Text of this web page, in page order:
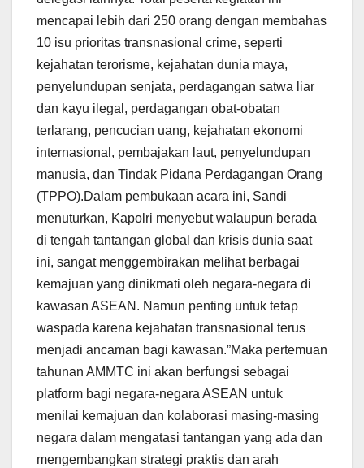
mencapai lebih dari 250 orang dengan membahas
10 isu prioritas transnasional crime, seperti
kejahatan terorisme, kejahatan dunia maya,
penyelundupan senjata, perdagangan satwa liar
dan kayu ilegal, perdagangan obat-obatan
terlarang, pencucian uang, kejahatan ekonomi
internasional, pembajakan laut, penyelundupan
manusia, dan Tindak Pidana Perdagangan Orang
(TPPO).Dalam pembukaan acara ini, Sandi
menuturkan, Kapolri menyebut walaupun berada
di tengah tantangan global dan krisis dunia saat
ini, sangat menggembirakan melihat berbagai
kemajuan yang dinikmati oleh negara-negara di
kawasan ASEAN. Namun penting untuk tetap
waspada karena kejahatan transnasional terus
menjadi ancaman bagi kawasan.”Maka pertemuan
tahunan AMMTC ini akan berfungsi sebagai
platform bagi negara-negara ASEAN untuk
menilai kemajuan dan kolaborasi masing-masing
negara dalam mengatasi tantangan yang ada dan
mengembangkan strategi praktis dan arah